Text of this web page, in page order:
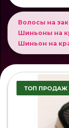
Волосы на
Шиньоны на
Шиньон на
ТОП ПРОДАЖ